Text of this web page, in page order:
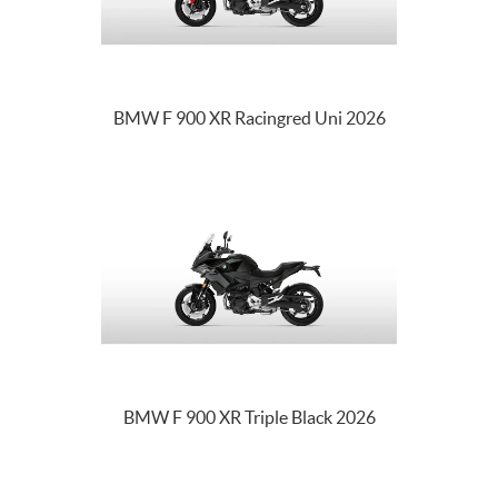
BMW F 900 XR Racingred Uni 2026
BMW F 900 XR Triple Black 2026